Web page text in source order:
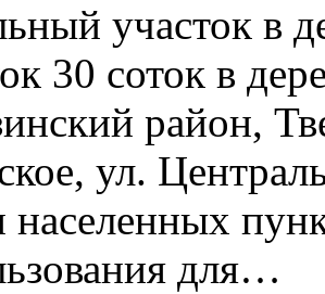
участок в
30 соток в
район,
ул.
населенных
для…